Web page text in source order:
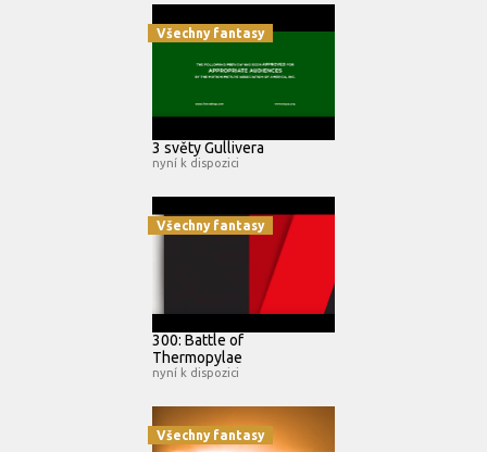
Všechny fantasy
3 světy Gullivera
nyní k dispozici
Všechny fantasy
300: Battle of
Thermopylae
nyní k dispozici
Všechny fantasy